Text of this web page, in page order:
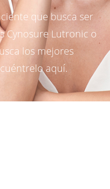
que busca ser
Cynosure Lutronic o
los mejores
aquí.